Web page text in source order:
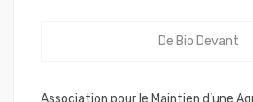
De Bio Devant